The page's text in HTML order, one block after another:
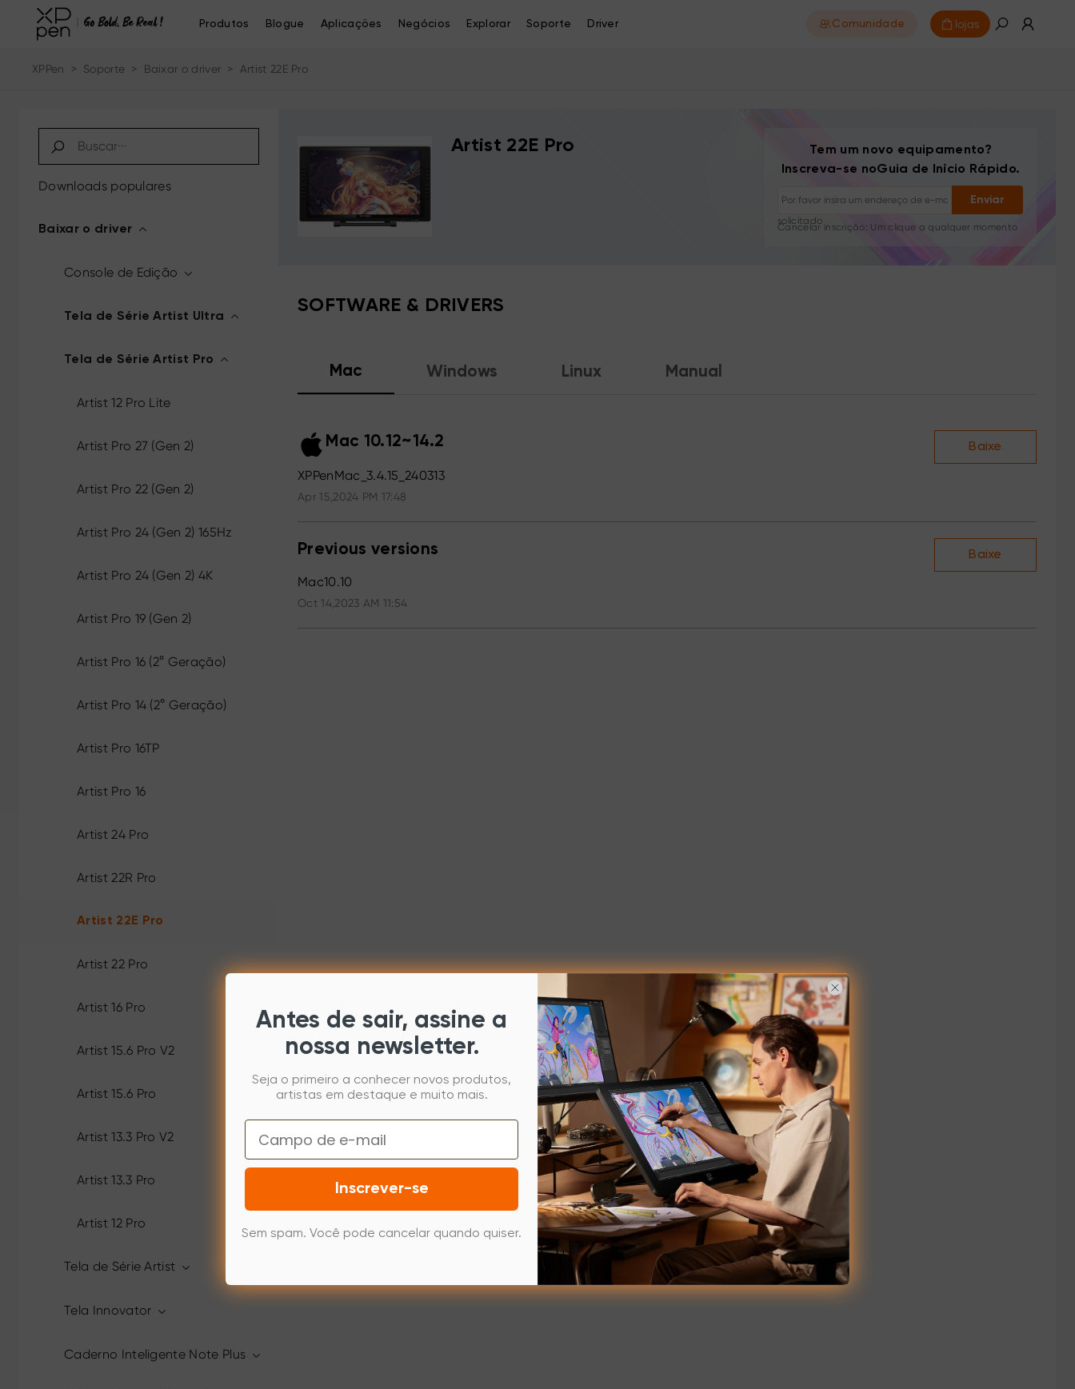
Produtos Blogue Aplicações Negócios Explorar Soporte Driver Comunidade lojas
XPPen > Soporte > Baixar o driver > Artist 22E Pro
Downloads populares
Baixar o driver
Console de Edição
Tela de Série Artist Ultra
Tela de Série Artist Pro
Artist 12 Pro Lite
Artist Pro 27 (Gen 2)
Artist Pro 22 (Gen 2)
Artist Pro 24 (Gen 2) 165Hz
Artist Pro 24 (Gen 2) 4K
Artist Pro 19 (Gen 2)
Artist Pro 16 (2° Geração)
Artist Pro 14 (2° Geração)
Artist Pro 16TP
Artist Pro 16
Artist 24 Pro
Artist 22R Pro
Artist 22E Pro
Artist 22 Pro
Artist 16 Pro
Artist 15.6 Pro V2
Artist 15.6 Pro
Artist 13.3 Pro V2
Artist 13.3 Pro
Artist 12 Pro
Tela de Série Artist
Tela Innovator
Caderno Inteligente Note Plus
Artist 22E Pro
Tem um novo equipamento?
Inscreva-se noGuia de Início Rápido.
Enviar
Novos lançamentos e ofertas
Histórias de artistas e inspiração
Seu e-mail é usado apenas para o conteúdo
solicitado
Cancelar inscrição: Um clique a qualquer momento
SOFTWARE & DRIVERS
Mac Windows Linux Manual
Mac 10.12~14.2
XPPenMac_3.4.15_240313
Apr 15,2024 PM 17:48
Baixe
Previous versions
Mac10.10
Oct 14,2023 AM 11:54
Baixe
Antes de sair, assine a
nossa newsletter.
Seja o primeiro a conhecer novos produtos,
artistas em destaque e muito mais.
Email
Inscrever-se
Sem spam. Você pode cancelar quando quiser.